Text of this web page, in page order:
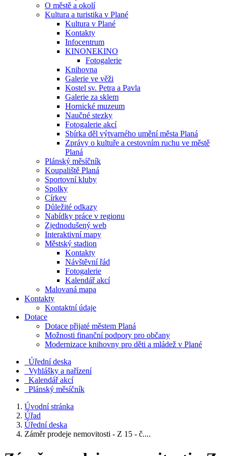
O městě a okolí
Kultura a turistika v Plané
Kultura v Plané
Kontakty
Infocentrum
KINONEKINO
Fotogalerie
Knihovna
Galerie ve věži
Kostel sv. Petra a Pavla
Galerie za sklem
Hornické muzeum
Naučné stezky
Fotogalerie akcí
Sbírka děl výtvarného umění města Planá
Zprávy o kultuře a cestovním ruchu ve městě
Planá
Plánský měsíčník
Koupaliště Planá
Sportovní kluby
Spolky
Církev
Důležité odkazy
Nabídky práce v regionu
Zjednodušený web
Interaktivní mapy
Městský stadion
Kontakty
Návštěvní řád
Fotogalerie
Kalendář akcí
Malovaná mapa
Kontakty
Kontaktní údaje
Dotace
Dotace přijaté městem Planá
Možnosti finanční podpory pro občany
Modernizace knihovny pro děti a mládež v Plané
Úřední deska
Vyhlášky a nařízení
Kalendář akcí
Plánský měsíčník
Úvodní stránka
Úřad
Úřední deska
Záměr prodeje nemovitosti - Z 15 - č....